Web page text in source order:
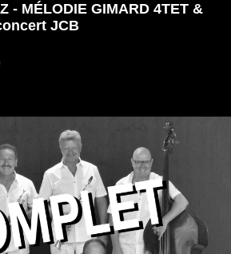
- MÉLODIE GIMARD 4TET &
JCB